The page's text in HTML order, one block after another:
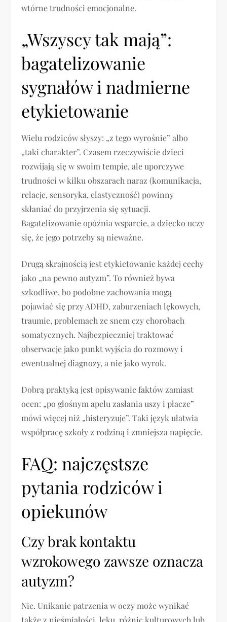
wtórne trudności emocjonalne.
„Wszyscy tak mają”:
bagatelizowanie
sygnałów i nadmierne
etykietowanie
Wielu rodziców słyszy: „z tego wyrośnie” albo
„taki charakter”. Czasem rzeczywiście dzieci
rozwijają się w swoim tempie, ale uporczywe
trudności w kilku obszarach naraz (komunikacja,
relacje, sensoryka, elastyczność) powinny
skłaniać do przyjrzenia się sytuacji.
Bagatelizowanie opóźnia wsparcie, a dziecko uczy
się, że jego potrzeby są nieważne.
Drugą skrajnością jest etykietowanie każdej cechy
jako „na pewno autyzm”. To również bywa
szkodliwe, bo podobne zachowania mogą
pojawiać się przy ADHD, zaburzeniach lękowych,
traumie, problemach ze snem czy chorobach
somatycznych. Najbezpieczniej traktować
obserwacje jako punkt wyjścia do rozmowy i
ewentualnej diagnozy, a nie jako wyrok.
Dobrą praktyką jest opisywanie faktów zamiast
ocen: „po głośnym apelu zasłania uszy i płacze”
mówi więcej niż „histeryzuje”. Taki język ułatwia
współpracę szkoły z rodziną i zmniejsza napięcie.
FAQ: najczęstsze
pytania rodziców i
opiekunów
Czy brak kontaktu
wzrokowego zawsze oznacza
autyzm?
Nie. Unikanie patrzenia w oczy może wynikać
także z nieśmiałości, lęku, różnic kulturowych lub